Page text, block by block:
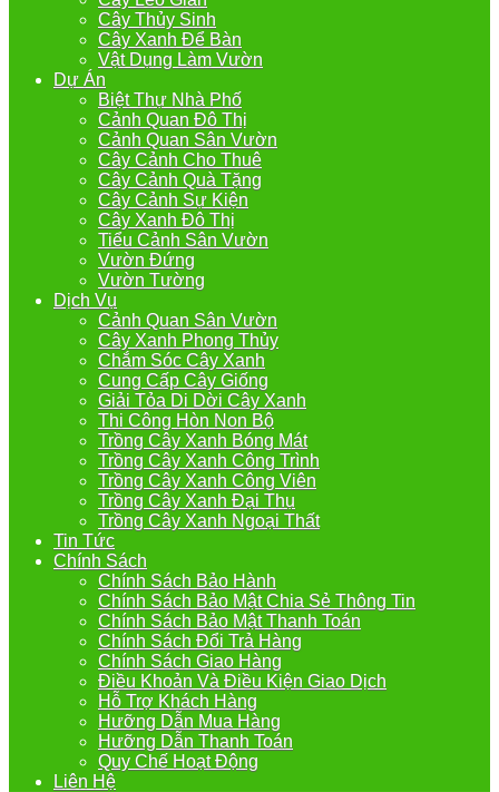
Cây Thủy Sinh
Cây Xanh Để Bàn
Vật Dụng Làm Vườn
Dự Án
Biệt Thự Nhà Phố
Cảnh Quan Đô Thị
Cảnh Quan Sân Vườn
Cây Cảnh Cho Thuê
Cây Cảnh Quà Tặng
Cây Cảnh Sự Kiện
Cây Xanh Đô Thị
Tiểu Cảnh Sân Vườn
Vườn Đứng
Vườn Tường
Dịch Vụ
Cảnh Quan Sân Vườn
Cây Xanh Phong Thủy
Chắm Sóc Cây Xanh
Cung Cấp Cây Giống
Giải Tỏa Di Dời Cây Xanh
Thi Công Hòn Non Bộ
Trồng Cây Xanh Bóng Mát
Trồng Cây Xanh Công Trình
Trồng Cây Xanh Công Viên
Trồng Cây Xanh Đại Thụ
Trồng Cây Xanh Ngoại Thất
Tin Tức
Chính Sách
Chính Sách Bảo Hành
Chính Sách Bảo Mật Chia Sẻ Thông Tin
Chính Sách Bảo Mật Thanh Toán
Chính Sách Đổi Trả Hàng
Chính Sách Giao Hàng
Điều Khoản Và Điều Kiện Giao Dịch
Hỗ Trợ Khách Hàng
Hưỡng Dẫn Mua Hàng
Hưỡng Dẫn Thanh Toán
Quy Chế Hoạt Động
Liên Hệ